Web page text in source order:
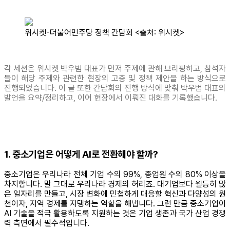
위시켓-더불어민주당 정책 간담회 <출처: 위시켓>
각 세션은 위시켓 박우범 대표가 먼저 주제에 관해 브리핑하고, 참석자
들이 해당 주제와 관련한 현장의 고충 및 정책 제안을 하는 방식으로
진행되었습니다. 이 글 또한 간담회의 진행 방식에 맞춰 박우범 대표의
발언을 요약/정리하고, 이어 현장에서 이뤄진 대화를 기록했습니다.
1. 중소기업은 어떻게 AI로 전환해야 할까?
중소기업은 우리나라 전체 기업 수의 99%, 종업원 수의 80% 이상을
차지합니다. 말 그대로 우리나라 경제의 허리죠. 대기업보다 월등히 많
은 일자리를 만들고, 시장 변화에 민첩하게 대응할 혁신과 다양성의 원
천이자, 지역 경제를 지탱하는 역할을 해냅니다. 그런 만큼 중소기업이
AI 기술을 적극 활용하도록 지원하는 것은 기업 생존과 국가 산업 경쟁
력 측면에서 필수적입니다.